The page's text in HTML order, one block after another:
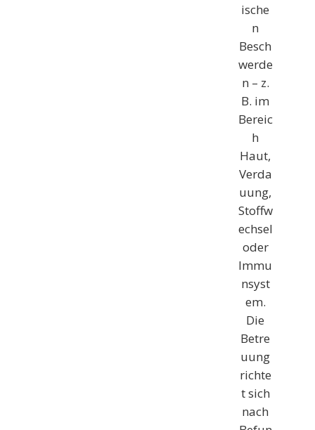
ische
n
Besch
werde
n – z.
B. im
Bereic
h
Haut,
Verda
uung,
Stoffw
echsel
oder
Immu
nsyst
em.
Die
Betre
uung
richte
t sich
nach